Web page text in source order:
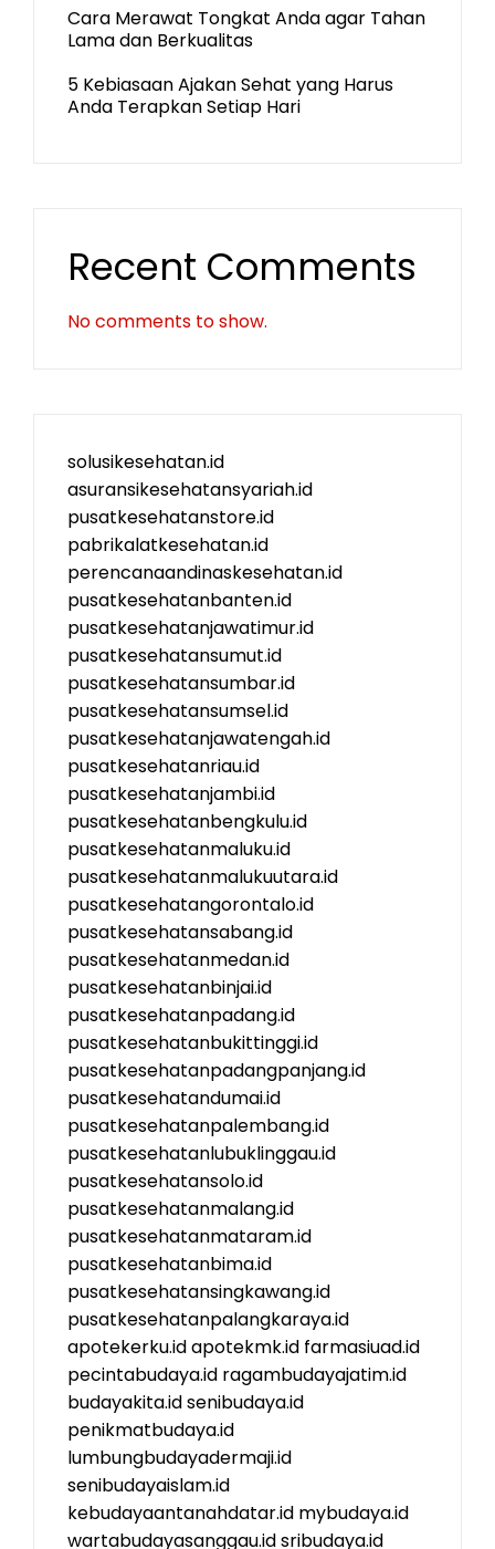
Cara Merawat Tongkat Anda agar Tahan
Lama dan Berkualitas
5 Kebiasaan Ajakan Sehat yang Harus
Anda Terapkan Setiap Hari
Recent Comments
No comments to show.
solusikesehatan.id
asuransikesehatansyariah.id
pusatkesehatanstore.id
pabrikalatkesehatan.id
perencanaandinaskesehatan.id
pusatkesehatanbanten.id
pusatkesehatanjawatimur.id
pusatkesehatansumut.id
pusatkesehatansumbar.id
pusatkesehatansumsel.id
pusatkesehatanjawatengah.id
pusatkesehatanriau.id
pusatkesehatanjambi.id
pusatkesehatanbengkulu.id
pusatkesehatanmaluku.id
pusatkesehatanmalukuutara.id
pusatkesehatangorontalo.id
pusatkesehatansabang.id
pusatkesehatanmedan.id
pusatkesehatanbinjai.id
pusatkesehatanpadang.id
pusatkesehatanbukittinggi.id
pusatkesehatanpadangpanjang.id
pusatkesehatandumai.id
pusatkesehatanpalembang.id
pusatkesehatanlubuklinggau.id
pusatkesehatansolo.id
pusatkesehatanmalang.id
pusatkesehatanmataram.id
pusatkesehatanbima.id
pusatkesehatansingkawang.id
pusatkesehatanpalangkaraya.id
apotekerku.idapotekmk.id farmasiuad.id
pecintabudaya.id ragambudayajatim.id
budayakita.idsenibudaya.id
penikmatbudaya.id
lumbungbudayadermaji.id
senibudayaislam.id
kebudayaantanahdatar.id mybudaya.id
wartabudayasanggau.idsribudaya.id